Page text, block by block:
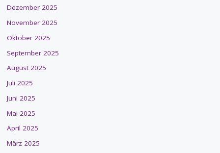
Dezember 2025
November 2025
Oktober 2025
September 2025
August 2025
Juli 2025
Juni 2025
Mai 2025
April 2025
März 2025